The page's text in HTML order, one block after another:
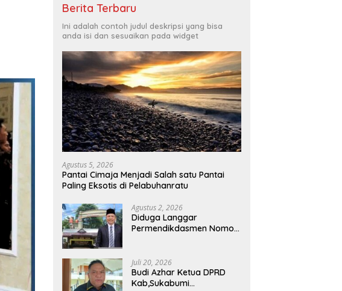
Berita Terbaru
Ini adalah contoh judul deskripsi yang bisa
anda isi dan sesuaikan pada widget
Agustus 5, 2026
Pantai Cimaja Menjadi Salah satu Pantai
Paling Eksotis di Pelabuhanratu
Agustus 2, 2026
Diduga Langgar
Permendikdasmen Nomor
Usai Menjabat Kepala
Sekolah Sekitar 11 Tahun
Juli 20, 2026
Budi Azhar Ketua DPRD
Kab,Sukabumi